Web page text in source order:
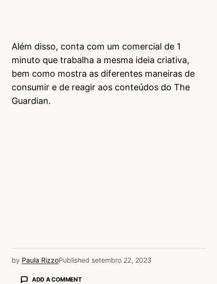
Além disso, conta com um comercial de 1
minuto que trabalha a mesma ideia criativa,
bem como mostra as diferentes maneiras de
consumir e de reagir aos conteúdos do The
Guardian.
by Paula RizzoPublished setembro 22, 2023
ADD A COMMENT